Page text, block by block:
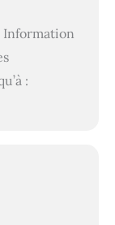
Information
: